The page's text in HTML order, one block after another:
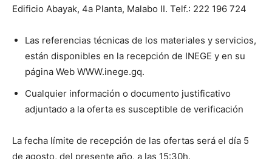
Edificio Abayak, 4a Planta, Malabo II. Telf.: 222 196 724
Las referencias técnicas de los materiales y servicios,
están disponibles en la recepción de INEGE y en su
página Web WWW.inege.gq.
Cualquier información o documento justificativo
adjuntado a la oferta es susceptible de verificación
La fecha límite de recepción de las ofertas será el día 5
de agosto, del presente año, a las 15:30h.